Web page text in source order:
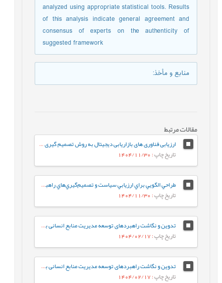
analyzed using appropriate statistical tools. Results
of this analysis indicate general agreement and
consensus of experts on the authenticity of
suggested framework
منابع و مأخذ:
مقالات مرتبط
ارزیابی فناوری های بازاریابی دیجیتال به روش تصمیم گیری چند معیاره فازی (مورد مطالعه شرکت گوشتی کاله)
تاریخ چاپ: 1404/11/30
طراحي الگويي براي ارزيابي سياست و تصميم‌گيري‌هاي راهبردي در دانشگاه‌هاي ايران
تاریخ چاپ: 1404/11/30
تدوین و نگاشت راهبردهای توسعه مدیریت منابع انسانی بر اساس فناوری هوش مصنوعی در سازمان امور مالیاتی کشور
تاریخ چاپ: 1404/02/17
تدوین و نگاشت راهبردهای توسعه مدیریت منابع انسانی بر اساس فناوری هوش مصنوعی در سازمان امور مالیاتی کشور
تاریخ چاپ: 1404/02/17